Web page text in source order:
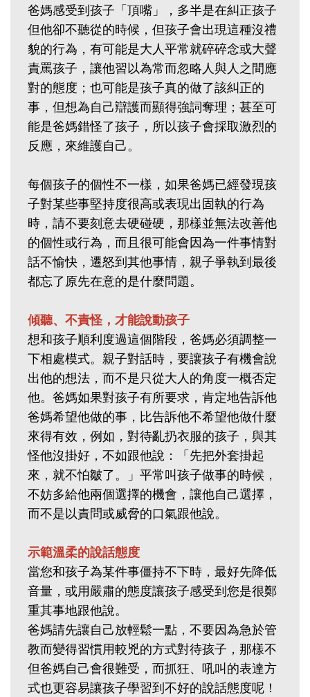
爸媽感受到孩子「頂嘴」，多半是在糾正孩子
但他卻不聽從的時候，但孩子會出現這種沒禮
貌的行為，有可能是大人平常就碎碎念或大聲
責罵孩子，讓他習以為常而忽略人與人之間應
對的態度；也可能是孩子真的做了該糾正的
事，但想為自己辯護而顯得強詞奪理；甚至可
能是爸媽錯怪了孩子，所以孩子會採取激烈的
反應，來維護自己。
每個孩子的個性不一樣，如果爸媽已經發現孩
子對某些事堅持度很高或表現出固執的行為
時，請不要刻意去硬碰硬，那樣並無法改善他
的個性或行為，而且很可能會因為一件事情對
話不愉快，遷怒到其他事情，親子爭執到最後
都忘了原先在意的是什麼問題。
傾聽、不責怪，才能說動孩子
想和孩子順利度過這個階段，爸媽必須調整一
下相處模式。親子對話時，要讓孩子有機會說
出他的想法，而不是只從大人的角度一概否定
他。爸媽如果對孩子有所要求，肯定地告訴他
爸媽希望他做的事，比告訴他不希望他做什麼
來得有效，例如，對待亂扔衣服的孩子，與其
怪他沒掛好，不如跟他說：「先把外套掛起
來，就不怕皺了。」平常叫孩子做事的時候，
不妨多給他兩個選擇的機會，讓他自己選擇，
而不是以責問或威脅的口氣跟他說。
示範溫柔的說話態度
當您和孩子為某件事僵持不下時，最好先降低
音量，或用嚴肅的態度讓孩子感受到您是很鄭
重其事地跟他說。
爸媽請先讓自己放輕鬆一點，不要因為急於管
教而變得習慣用較兇的方式對待孩子，那樣不
但爸媽自己會很難受，而抓狂、吼叫的表達方
式也更容易讓孩子學習到不好的說話態度呢！